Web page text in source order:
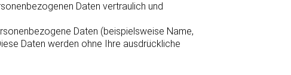
Daten vertraulich und
Daten (beispielsweise Name,
Daten werden ohne Ihre ausdrückliche